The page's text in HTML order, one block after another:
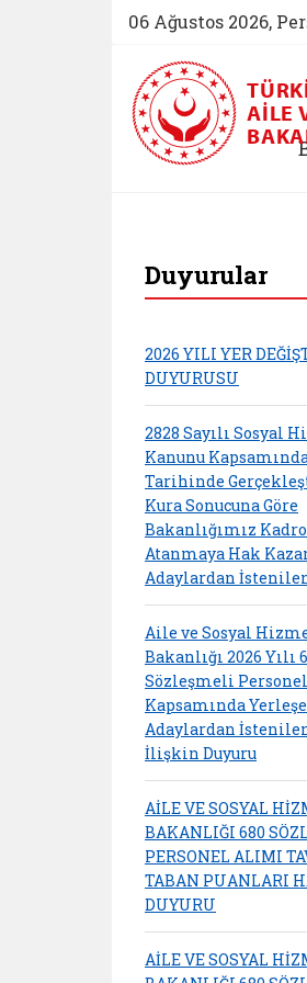
06 Ağustos 2026,
AILE
T.C. Aile ve
Duyurular
2026 YILI YER
DUYURUSU
2828 Sayılı Sosyal
Kanunu
Tarihinde
Kura Sonucuna Göre
Bakanlığımız
Atanmaya Hak
Adaylardan
Aile ve Sosyal
Bakanlığı 2026 Yılı
Sözleşmeli
Kapsamında
Adaylardan
İlişkin Duyuru
AİLE VE SOSYAL
BAKANLIĞI 680
PERSONEL ALIMI
TABAN PUANLARI
DUYURU
AİLE VE SOSYAL